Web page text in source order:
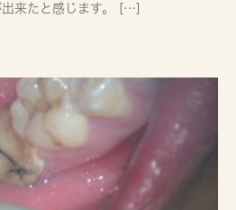
出来たと感じます。 […]